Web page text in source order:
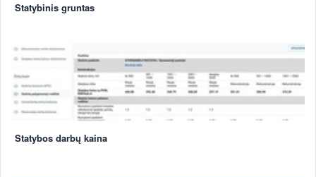
Statybinis gruntas
Statybos darbų kaina